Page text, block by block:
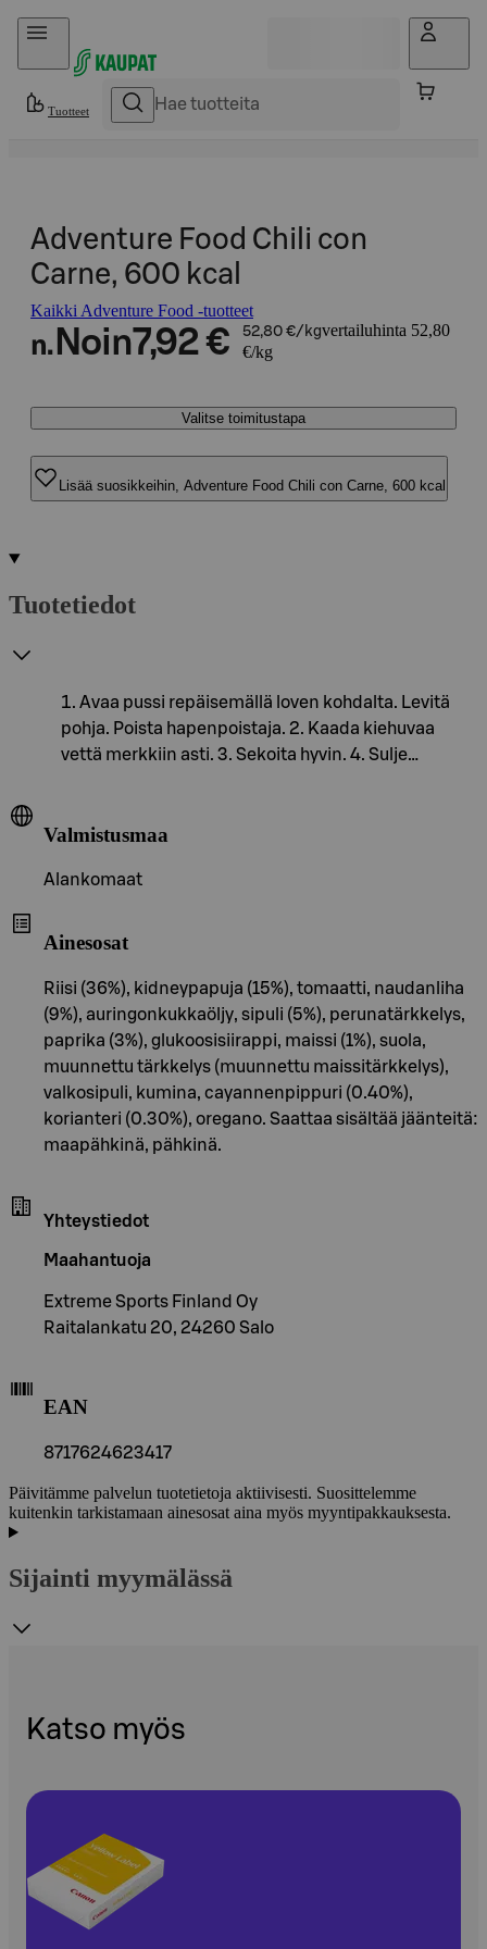
Hyppää sisältöön
Tuotteet
Adventure Food Chili con
Carne, 600 kcal
Kaikki Adventure Food -tuotteet
n. Noin7,92 € 52,80 €/kgvertailuhinta 52,80
€/kg
Valitse toimitustapa
Lisää suosikkeihin, Adventure Food Chili con Carne, 600 kcal
Tuotetiedot
Avaa pussi repäisemällä loven kohdalta. Levitä
pohja. Poista hapenpoistaja. 2. Kaada kiehuvaa
vettä merkkiin asti. 3. Sekoita hyvin. 4. Sulje…
Valmistusmaa
Alankomaat
Ainesosat
Riisi (36%), kidneypapuja (15%), tomaatti, naudanliha
(9%), auringonkukkaöljy, sipuli (5%), perunatärkkelys,
paprika (3%), glukoosisiirappi, maissi (1%), suola,
muunnettu tärkkelys (muunnettu maissitärkkelys),
valkosipuli, kumina, cayannenpippuri (0.40%),
korianteri (0.30%), oregano. Saattaa sisältää jäänteitä:
maapähkinä, pähkinä.
Yhteystiedot
Maahantuoja
Extreme Sports Finland Oy
Raitalankatu 20, 24260 Salo
EAN
8717624623417
Päivitämme palvelun tuotetietoja aktiivisesti. Suosittelemme
kuitenkin tarkistamaan ainesosat aina myös myyntipakkauksesta.
Sijainti myymälässä
Katso myös